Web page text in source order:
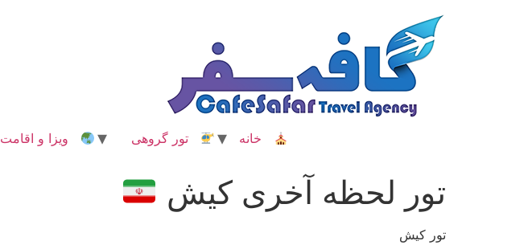
خانه تور گروهی ویزا و اقامت
تور لحظه آخری کیش
تور کیش